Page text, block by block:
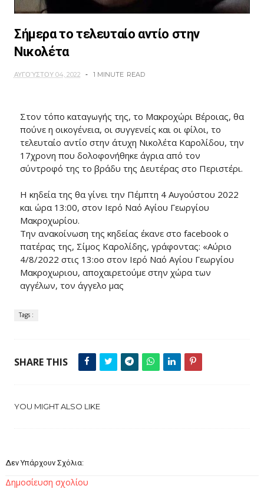
Σήμερα το τελευταίο αντίο στην
Νικολέτα
ΑΥΓΟΎΣΤΟΥ 04, 2022 1 MINUTE READ
Στον τόπο καταγωγής της, το Μακροχώρι Βέροιας, θα
πούνε η οικογένεια, οι συγγενείς και οι φίλοι, το
τελευταίο αντίο στην άτυχη Νικολέτα Καρολίδου, την
17χρονη που δολοφονήθηκε άγρια από τον
σύντροφό της το βράδυ της Δευτέρας στο Περιστέρι.
Η κηδεία της θα γίνει την Πέμπτη 4 Αυγούστου 2022
και ώρα 13:00, στον Ιερό Ναό Αγίου Γεωργίου
Μακροχωρίου.
Την ανακοίνωση της κηδείας έκανε στο facebook ο
πατέρας της, Σίμος Καρολίδης, γράφοντας: «Αύριο
4/8/2022 στις 13:οο στον Ιερό Ναό Αγίου Γεωργίου
Μακροχωριου, αποχαιρετούμε στην χώρα των
αγγέλων, τον άγγελο μας
Tags :
SHARE THIS
YOU MIGHT ALSO LIKE
Δεν Υπάρχουν Σχόλια:
Δημοσίευση σχολίου